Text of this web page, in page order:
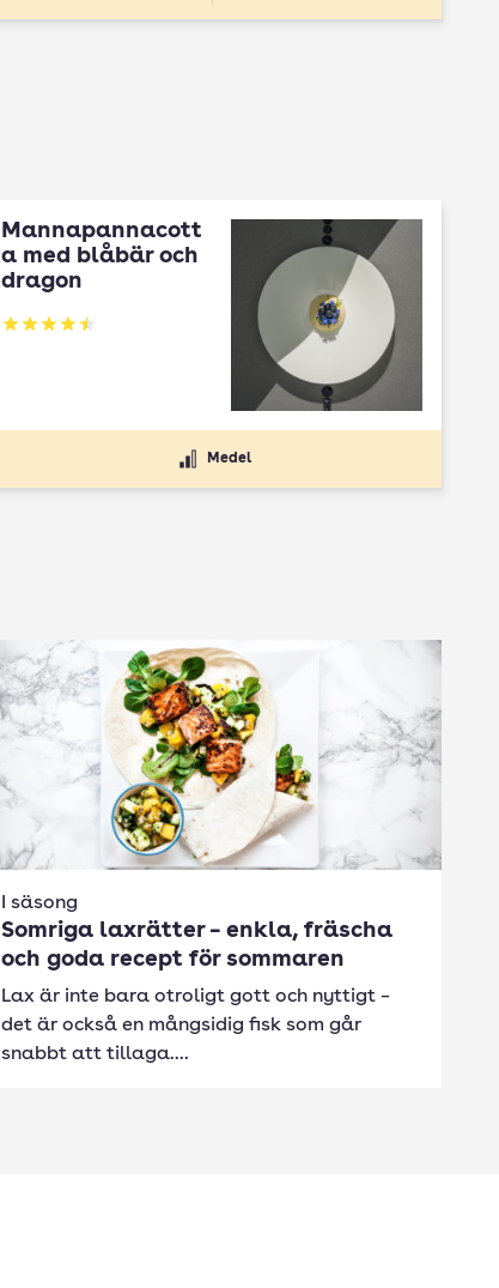
Mannapannacott
a med blåbär och
dragon
Betyg: 4.5 av 5
Medel
I säsong
Somriga laxrätter – enkla, fräscha
och goda recept för sommaren
Lax är inte bara otroligt gott och nyttigt –
det är också en mångsidig fisk som går
snabbt att tillaga....